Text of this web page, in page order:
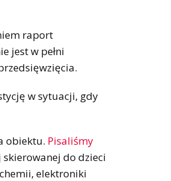
raport
jest w pełni
w sytuacji, gdy
obiektu. Pisaliśmy
do dzieci
elektroniki